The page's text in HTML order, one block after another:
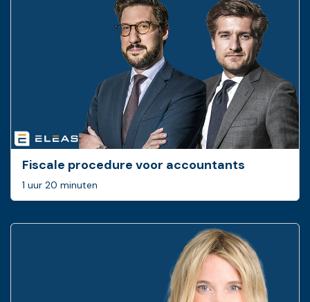
Fiscale procedure voor accountants
1 uur 20 minuten